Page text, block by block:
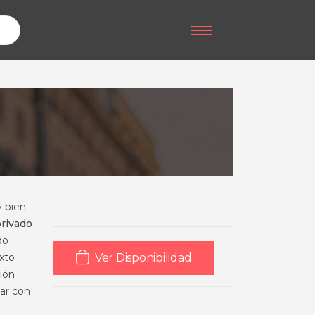
bien
con
Ver Disponibilidad